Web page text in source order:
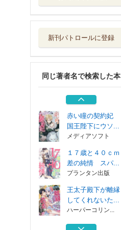
新刊パトロールに登録
同じ著者名で検索した本
王太子殿下が離縁
してくれないた...
ニセモノ花嫁は素
ハーパーコリン...
最後にあなたと恋
がしたい クー...
プランタン出版
赤い瞳の契約妃
国王陛下にウソ...
メディアソフト
１７歳と４０ｃｍ
差の純情 スパ...
プランタン出版
王太子殿下が離縁
してくれないた...
ハーパーコリン...
ニセモノ花嫁は素